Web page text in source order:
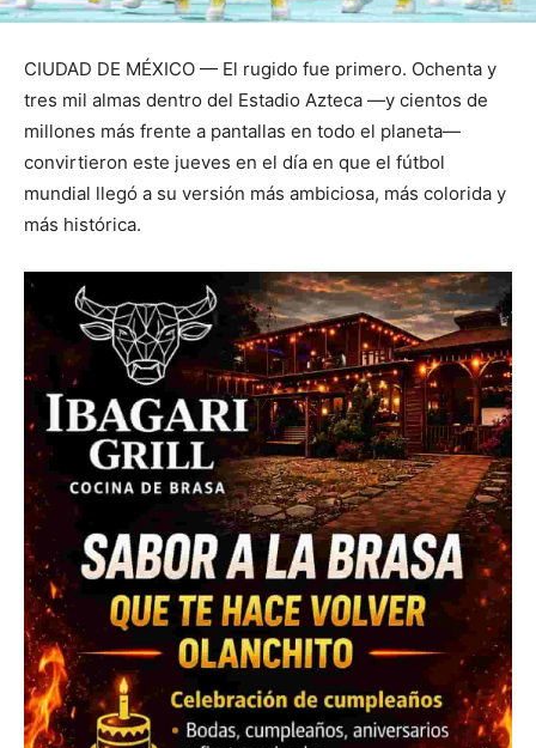
CIUDAD DE MÉXICO — El rugido fue primero. Ochenta y
tres mil almas dentro del Estadio Azteca —y cientos de
millones más frente a pantallas en todo el planeta—
convirtieron este jueves en el día en que el fútbol
mundial llegó a su versión más ambiciosa, más colorida y
más histórica.